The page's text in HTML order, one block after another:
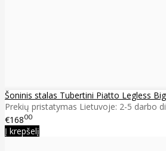
Šoninis stalas Tubertini Piatto Legless Big
Prekių pristatymas Lietuvoje: 2-5 darbo
€16800
Į krepšelį